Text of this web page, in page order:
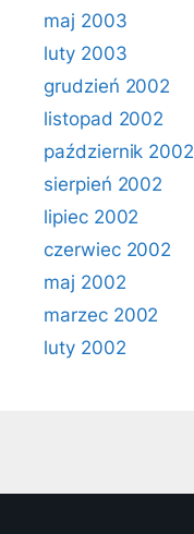
maj 2003
luty 2003
grudzień 2002
listopad 2002
październik 2002
sierpień 2002
lipiec 2002
czerwiec 2002
maj 2002
marzec 2002
luty 2002